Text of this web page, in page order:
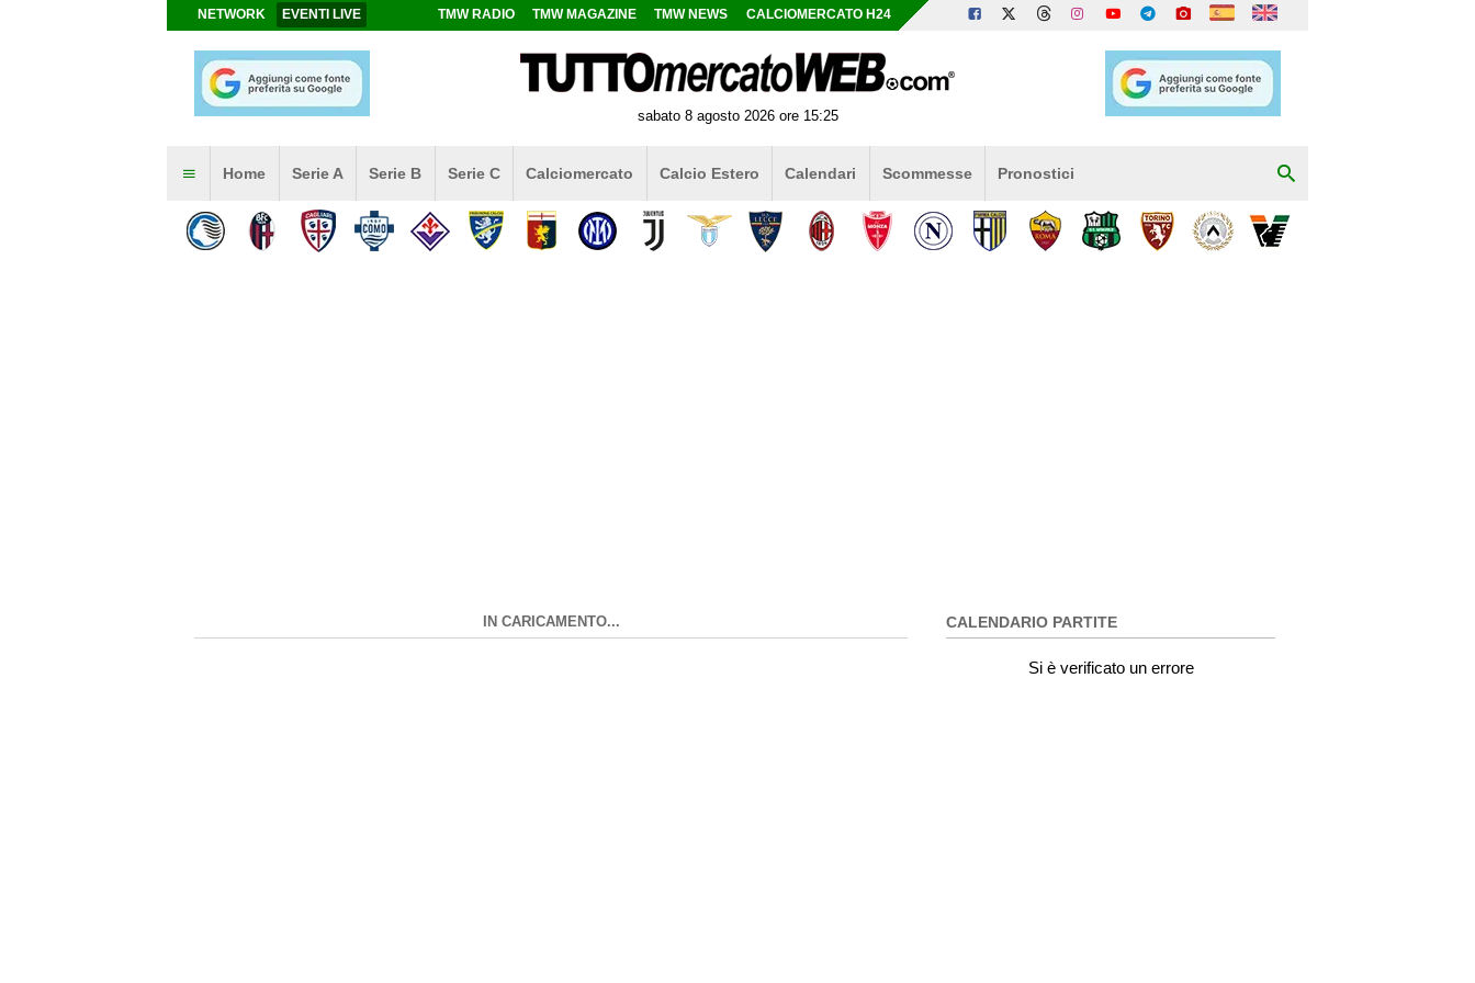
NETWORK EVENTI LIVE TMW RADIO TMW MAGAZINE TMW NEWS CALCIOMERCATO H24
sabato 8 agosto 2026 ore 15:25
Home Serie A Serie B Serie C Calciomercato Calcio Estero Calendari Scommesse Pronostici
IN CARICAMENTO... CALENDARIO PARTITE
Si è verificato un errore